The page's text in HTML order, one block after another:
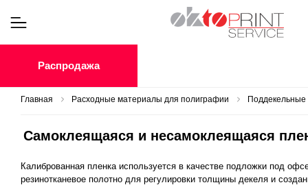
Распродажа
Главная Расходные материалы для полиграфии
Самоклеящаяся и несамоклеящаяся
Калиброванная пленка используется в качестве подложки под
резинотканевое полотно для регулировки толщины декеля и